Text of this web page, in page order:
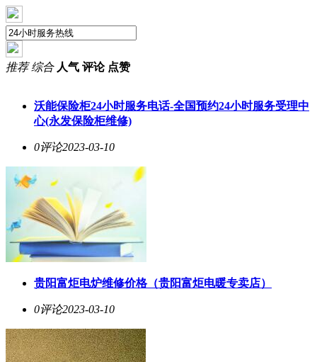
推荐 综合 人气 评论 点赞
沃能保险柜24小时服务电话-全国预约24小时服务受理中
心(永发保险柜维修)
0评论2023-03-10
贵阳富炬电炉维修价格（贵阳富炬电暖专卖店）
0评论2023-03-10